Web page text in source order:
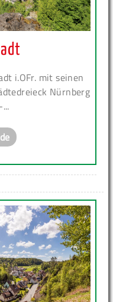
i.OFr. mit seinen
Nürnberg